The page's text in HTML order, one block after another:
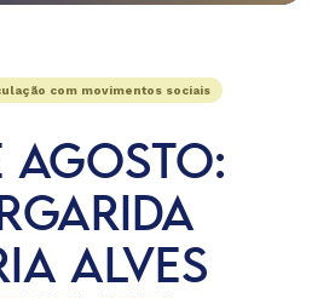
com movimentos sociais
AGOSTO:
ALVES